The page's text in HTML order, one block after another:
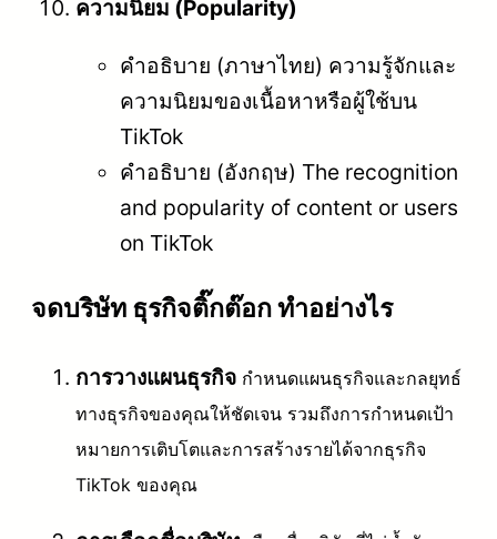
ความนิยม (Popularity)
คำอธิบาย (ภาษาไทย) ความรู้จักและ
ความนิยมของเนื้อหาหรือผู้ใช้บน
TikTok
คำอธิบาย (อังกฤษ) The recognition
and popularity of content or users
on TikTok
จดบริษัท ธุรกิจติ๊กต๊อก ทำอย่างไร
การวางแผนธุรกิจ กำหนดแผนธุรกิจและกลยุทธ์
ทางธุรกิจของคุณให้ชัดเจน รวมถึงการกำหนดเป้า
หมายการเติบโตและการสร้างรายได้จากธุรกิจ
TikTok ของคุณ